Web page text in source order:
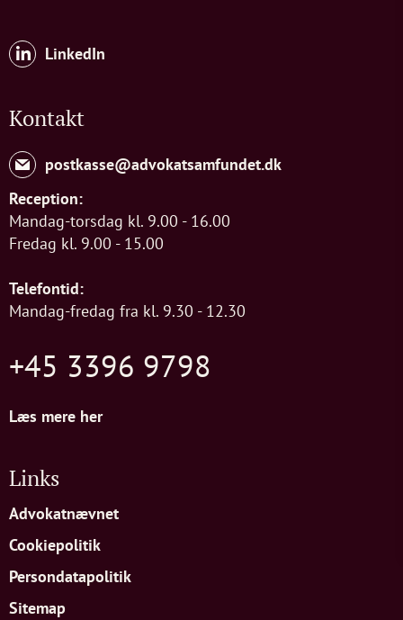
LinkedIn
Kontakt
postkasse@advokatsamfundet.dk
Reception:
Mandag-torsdag kl. 9.00 - 16.00
Fredag kl. 9.00 - 15.00
Telefontid:
Mandag-fredag fra kl. 9.30 - 12.30
+45 3396 9798
Læs mere her
Links
Advokatnævnet
Cookiepolitik
Persondatapolitik
Sitemap